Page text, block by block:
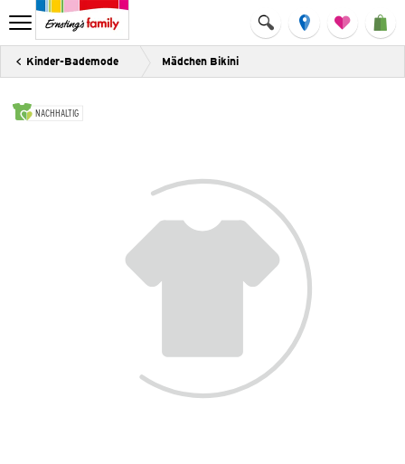
Kinder-Bademode Mädchen Bikini
NACHHALTIG